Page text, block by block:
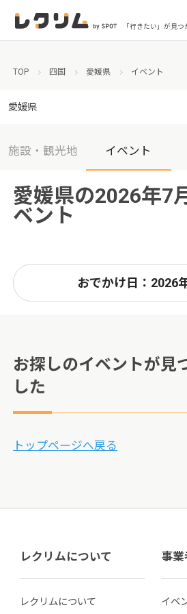
「行きたい」が見つ
TOP 四国 愛媛県 イベント
愛媛県
施設・観光地 イベント
愛媛県の2026年7
ベント
おでかけ日：2026
お探しのイベントが見
した
トップページへ戻る
レクリムについて
レクリムについて
事
イベ